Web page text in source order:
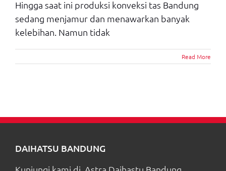
Hingga saat ini produksi konveksi tas Bandung
sedang menjamur dan menawarkan banyak
kelebihan. Namun tidak
Read More
DAIHATSU BANDUNG